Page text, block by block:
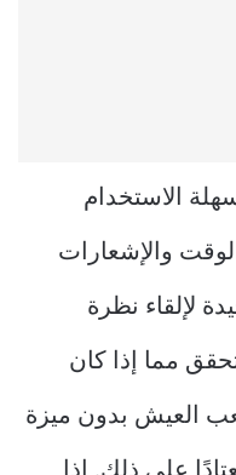
الاستخدام
والإشعارات
لإلقاء نظرة
مما إذا كان
العيش بدون ميزة